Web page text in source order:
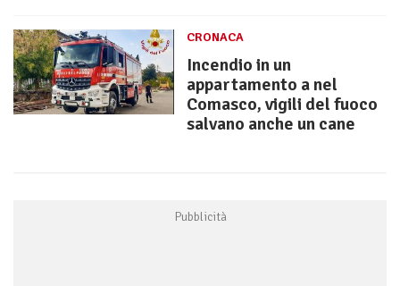
CRONACA
Incendio in un
appartamento a nel
Comasco, vigili del fuoco
salvano anche un cane